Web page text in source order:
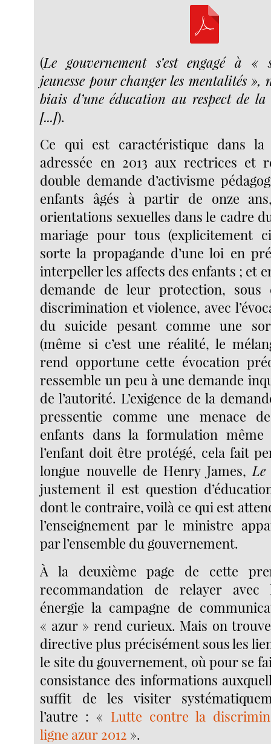
(Le gouvernement s’est engagé à «
jeunesse pour changer les mentalités
biais d’une éducation au respect de la
[...]).
Ce qui est caractéristique dans
adressée en 2013 aux rectrices et
double demande d’activisme
enfants âgés à partir de onze
orientations sexuelles dans le cadre
mariage pour tous (explicitement
sorte la propagande d’une loi en
interpeller les affects des enfants ; et
demande de leur protection, sous
discrimination et violence, avec
du suicide pesant comme une
(même si c’est une réalité, le
rend opportune cette évocation
ressemble un peu à une demande
de l’autorité. L’exigence de la
pressentie comme une menace
enfants dans la formulation même
l’enfant doit être protégé, cela fait
longue nouvelle de Henry James,Le
justement il est question
dont le contraire, voilà ce qui est
l’enseignement par le ministre
par l’ensemble du gouvernement.
À la deuxième page de cette
recommandation de relayer
énergie la campagne de
« azur » rend curieux. Mais on
directive plus précisément sous les
le site du gouvernement, où pour se
consistance des informations
suffit de les visiter
l’autre : « Lutte contre la
ligne azur 2012 ».